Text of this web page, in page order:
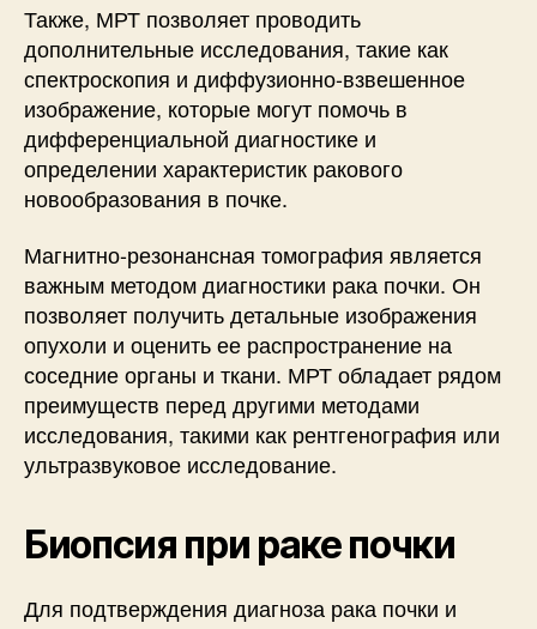
Также, МРТ позволяет проводить
дополнительные исследования, такие как
спектроскопия и диффузионно-взвешенное
изображение, которые могут помочь в
дифференциальной диагностике и
определении характеристик ракового
новообразования в почке.
Магнитно-резонансная томография является
важным методом диагностики рака почки. Он
позволяет получить детальные изображения
опухоли и оценить ее распространение на
соседние органы и ткани. МРТ обладает рядом
преимуществ перед другими методами
исследования, такими как рентгенография или
ультразвуковое исследование.
Биопсия при раке почки
Для подтверждения диагноза рака почки и